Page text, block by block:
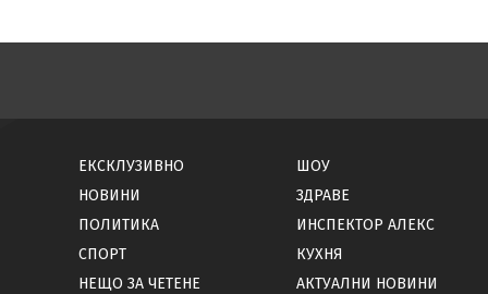
ЕКСКЛУЗИВНО
НОВИНИ
ПОЛИТИКА
СПОРТ
НЕЩО ЗА ЧЕТЕНЕ
ШОУ
ЗДРАВЕ
ИНСПЕКТОР АЛЕКС
КУХНЯ
АКТУАЛНИ НОВИНИ